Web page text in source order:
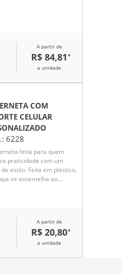
A partir de
R$ 84,81 *
a unidade
COM
CELULAR
6228
feita para quem
praticidade com um
estilo. Feita em plástico,
se assemelha ao
às anotações, que
vida em 80 páginas
pautadas, prontas para
O grande
A partir de
R$ 20,80*
a unidade